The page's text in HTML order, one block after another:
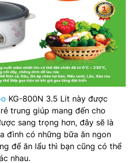
KG-800N 3.5 Lit này được
trung giúp mang đến cho
sang trọng hơn, đây sẽ là
đình có những bữa ăn ngon
để ăn lẩu thì bạn cũng có thể
nhau.